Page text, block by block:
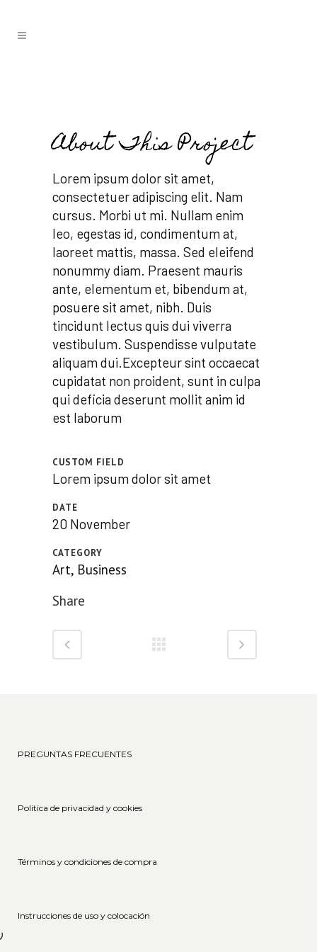
About This Project
Lorem ipsum dolor sit amet,
consectetuer adipiscing elit. Nam
cursus. Morbi ut mi. Nullam enim
leo, egestas id, condimentum at,
laoreet mattis, massa. Sed eleifend
nonummy diam. Praesent mauris
ante, elementum et, bibendum at,
posuere sit amet, nibh. Duis
tincidunt lectus quis dui viverra
vestibulum. Suspendisse vulputate
aliquam dui.Excepteur sint occaecat
cupidatat non proident, sunt in culpa
qui deficia deserunt mollit anim id
est laborum
CUSTOM FIELD
Lorem ipsum dolor sit amet
DATE
20 November
CATEGORY
Art, Business
Share
PREGUNTAS FRECUENTES
Politica de privacidad y cookies
Términos y condiciones de compra
Instrucciones de uso y colocación